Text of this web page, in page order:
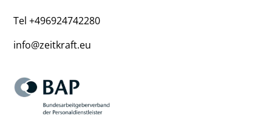
Tel+496924742280
info@zeitkraft.eu